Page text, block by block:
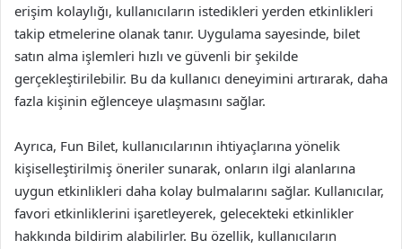
erişim kolaylığı, kullanıcıların istedikleri yerden etkinlikleri
takip etmelerine olanak tanır. Uygulama sayesinde, bilet
satın alma işlemleri hızlı ve güvenli bir şekilde
gerçekleştirilebilir. Bu da kullanıcı deneyimini artırarak, daha
fazla kişinin eğlenceye ulaşmasını sağlar.
Ayrıca, Fun Bilet, kullanıcılarının ihtiyaçlarına yönelik
kişiselleştirilmiş öneriler sunarak, onların ilgi alanlarına
uygun etkinlikleri daha kolay bulmalarını sağlar. Kullanıcılar,
favori etkinliklerini işaretleyerek, gelecekteki etkinlikler
hakkında bildirim alabilirler. Bu özellik, kullanıcıların